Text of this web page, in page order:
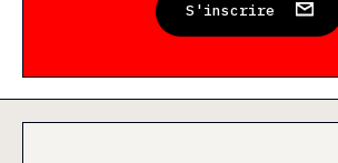
S'inscrire